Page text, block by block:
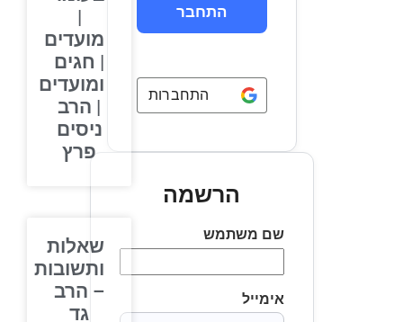
התחברות באמצעותGoogle
הרשמה
שם משתמש
אימייל
מועדים
| חגים
ומועדים
| הרב
ניסים
פרץ
שאלות
ותשובות
– הרב